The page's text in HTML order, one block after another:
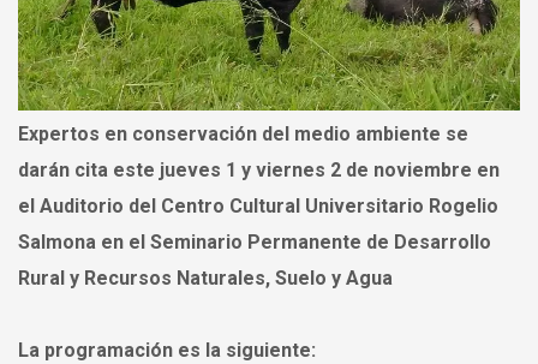
Expertos en conservación del medio ambiente se
darán cita este jueves 1 y viernes 2 de noviembre en
el Auditorio del Centro Cultural Universitario Rogelio
Salmona en el Seminario Permanente de Desarrollo
Rural y Recursos Naturales, Suelo y Agua
La programación es la siguiente: